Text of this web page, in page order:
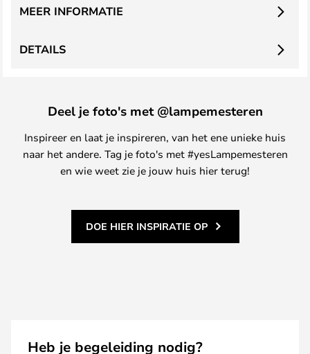
DETAILS
MEER INFORMATIE
Deel je foto's met @lampemesteren
Inspireer en laat je inspireren, van het ene unieke huis
naar het andere. Tag je foto's met #yesLampemesteren
en wie weet zie je jouw huis hier terug!
DOE HIER INSPIRATIE OP
Heb je begeleiding nodig?